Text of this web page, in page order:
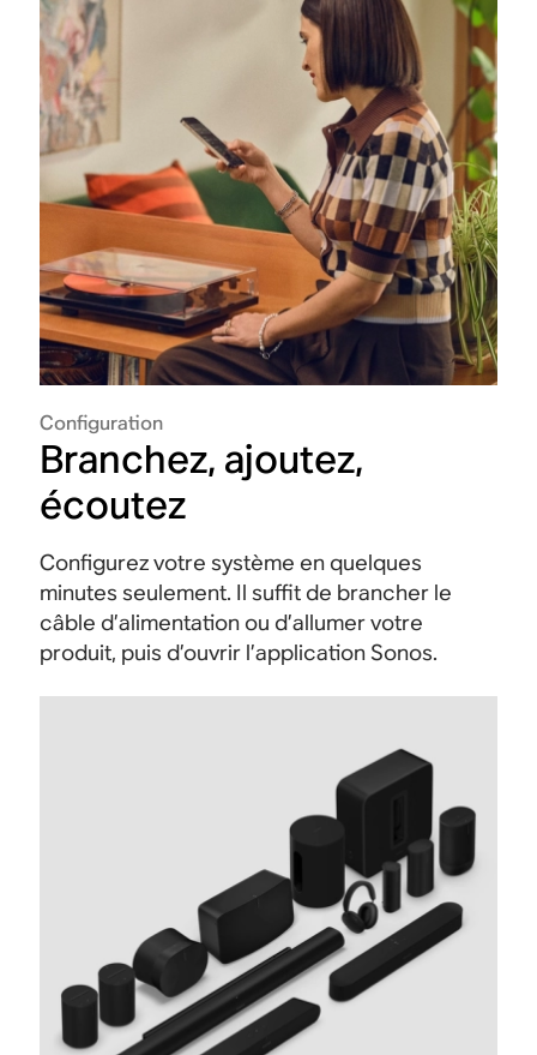
Configuration
Branchez, ajoutez,
écoutez
Configurez votre système en quelques
minutes seulement. Il suffit de brancher le
câble d’alimentation ou d’allumer votre
produit, puis d’ouvrir l’application Sonos.